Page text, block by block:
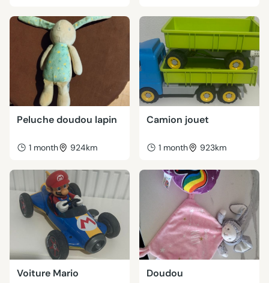
Peluche doudou lapin
1 month 924km
Camion jouet
1 month 923km
Voiture Mario Doudou